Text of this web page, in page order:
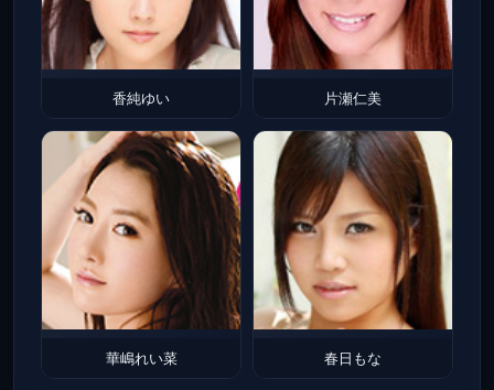
香純ゆい 片瀬仁美
華嶋れい菜 春日もな